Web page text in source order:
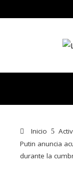
Inicio
Putin anuncia
durante la